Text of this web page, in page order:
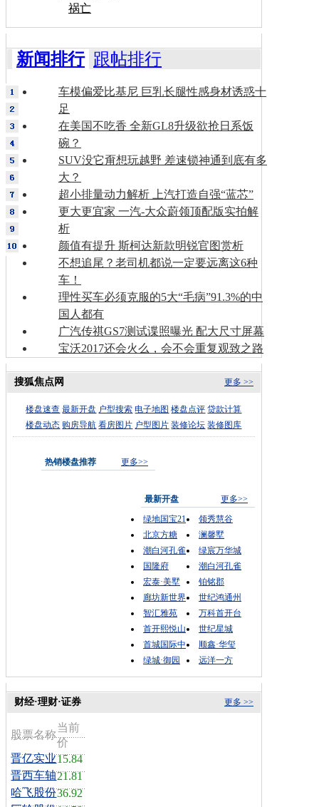
祸亡
新闻排行 跟帖排行
车模偏爱比基尼 巨乳长腿性感身材诱惑十
足
在美国不吃香 全新GL8升级欲抢日系饭
碗？
SUV没它甭想玩越野 差速锁神通到底有多
大？
超小排量动力解析 上汽打造自强“蓝芯”
更大更宜家 一汽-大众蔚领顶配版实拍解
析
颜值有提升 斯柯达新款明锐官图赏析
不想追尾？老司机都说一定要远离这6种
车！
理性买车必须克服的5大“毛病”91.3%的中
国人都有
广汽传祺GS7测试谍照曝光 配大尺寸屏幕
宝沃2017还会火么，会不会重复观致之路
更多 >>
搜狐焦点网
楼盘速查 最新开盘 户型搜索 电子地图 楼盘点评 贷款计算
楼盘动态 购房导航 看房图片 户型图片 装修论坛 装修图库
热销楼盘推荐 更多>>
最新开盘
更多>>
绿地国宝21
领秀慧谷
北京方糖
澜馨墅
潮白河孔雀
绿宸万华城
国隆府
潮白河孔雀
宏泰·美墅
铂铭郡
廊坊新世界
世纪鸿通州
智汇雅苑
万科首开台
首开熙悦山
世纪星城
首城国际中
顺鑫·华玺
绿城·御园
远洋一方
更多 >>
财经·理财·证券
股票名称
当前
价
晋亿实业15.84
晋西车轴21.81
哈飞股份36.92